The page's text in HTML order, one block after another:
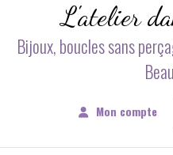
L'atelier
Bijoux, boucles sans
Mon compte